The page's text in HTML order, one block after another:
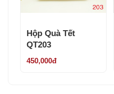
Hộp Quà Tết
QT203
450,000đ